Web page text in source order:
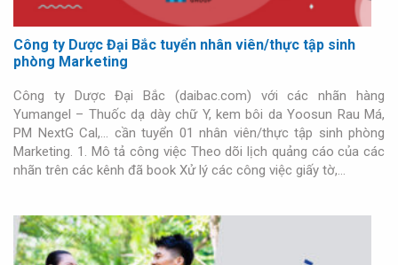
Công ty Dược Đại Bắc tuyển nhân viên/thực tập sinh
phòng Marketing
Công ty Dược Đại Bắc (daibac.com) với các nhãn hàng
Yumangel – Thuốc dạ dày chữ Y, kem bôi da Yoosun Rau Má,
PM NextG Cal,… cần tuyển 01 nhân viên/thực tập sinh phòng
Marketing. 1. Mô tả công việc Theo dõi lịch quảng cáo của các
nhãn trên các kênh đã book Xử lý các công việc giấy tờ,…